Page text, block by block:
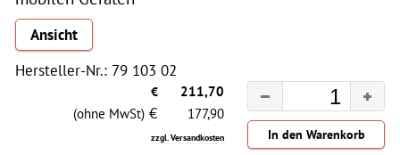
Ansicht
Hersteller-Nr.: 79 103 02
€
211,70
(ohne MwSt) € 177,90
zzgl. Versandkosten